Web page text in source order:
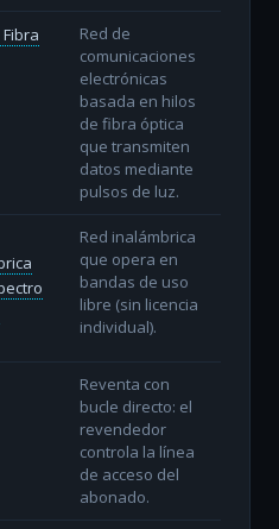
Red de
comunicaciones
electrónicas
basada en hilos
de fibra óptica
que transmiten
datos mediante
pulsos de luz.
Red inalámbrica
que opera en
bandas de uso
libre (sin licencia
individual).
Reventa con
bucle directo: el
revendedor
controla la línea
de acceso del
abonado.